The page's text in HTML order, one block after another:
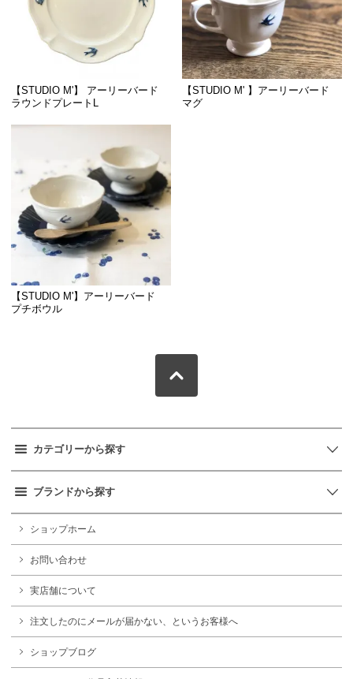
【STUDIO M'】 アーリーバード
ラウンドプレートL
【STUDIO M' 】アーリーバード
マグ
【STUDIO M'】アーリーバード
プチボウル
カテゴリーから探す
ブランドから探す
ショップホーム
お問い合わせ
実店舗について
注文したのにメールが届かない、というお客様へ
ショップブログ